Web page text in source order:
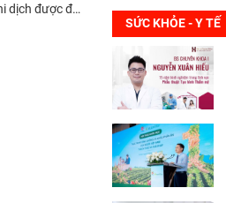
dịch được đẩy
sự sống còn
SỨC KHỎE - Y TẾ